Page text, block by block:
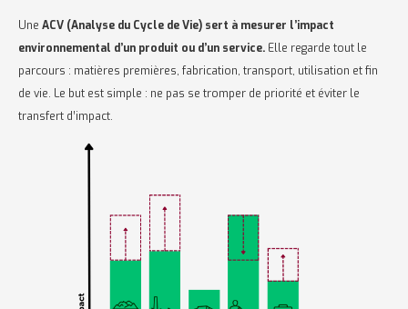
Une ACV (Analyse du Cycle de Vie) sert à mesurer l’impact
environnemental d’un produit ou d’un service. Elle regarde tout le
parcours : matières premières, fabrication, transport, utilisation et fin
de vie. Le but est simple : ne pas se tromper de priorité et éviter le
transfert d’impact.